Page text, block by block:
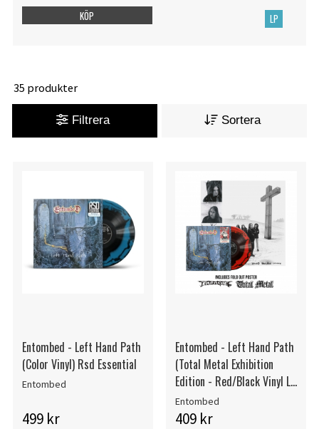
LP
KÖP
35 produkter
Filtrera Sortera
Entombed - Left Hand Path
(Color Vinyl) Rsd Essential
Entombed
499 kr
Entombed - Left Hand Path
(Total Metal Exhibition
Edition - Red/Black Vinyl LP
+ Poster)
Entombed
409 kr